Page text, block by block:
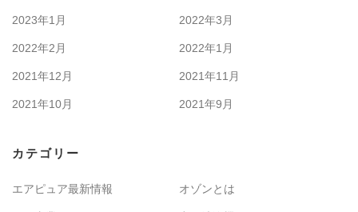
2023年1月 2022年3月
2022年2月 2022年1月
2021年12月 2021年11月
2021年10月 2021年9月
カテゴリー
エアピュア最新情報 オゾンとは